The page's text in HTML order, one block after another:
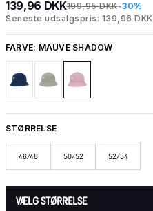
139,96 DKK199,95 DKK-30%
Seneste udsalgspris: 139,96 DKK
FARVE: MAUVE SHADOW
STØRRELSE
46/48 50/52 52/54
VÆLG STØRRELSE